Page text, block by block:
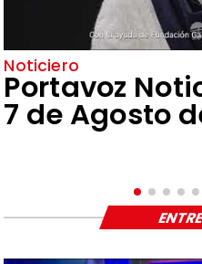
Noticiero
Portavoz
7 de Agosto